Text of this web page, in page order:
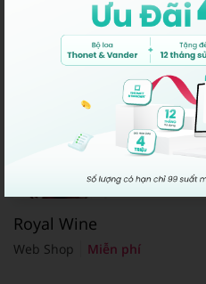
Royal Wine
Web Shop Miễn phí